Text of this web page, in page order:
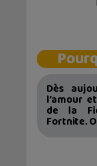
Dès
l’amour
de la
Fortnite.